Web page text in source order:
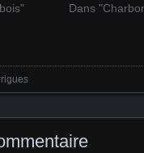
Dans